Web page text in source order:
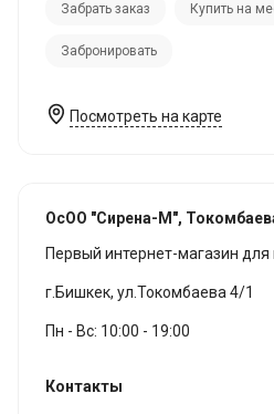
Забрать заказ Купить на
Забронировать
Посмотреть на карте
ОсОО "Сирена-М",
Первый интернет-магазин для
г.Бишкек, ул.Токомбаева 4/1
Пн - Вс: 10:00 - 19:00
Контакты